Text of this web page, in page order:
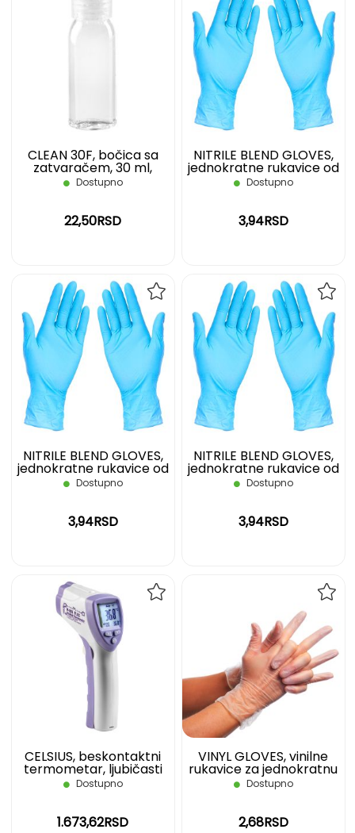
CLEAN 30F, bočica sa
zatvaračem, 30 ml,
transparentna
Dostupno
22,50RSD
DODAJ
NITRILE BLEND GLOVES,
jednokratne rukavice od
nitrilne mešavine, svetlo
plave, S
Dostupno
3,94RSD
NA
NITRILE BLEND GLOVES,
jednokratne rukavice od
nitrilne mešavine, svetlo
plave, M
Dostupno
3,94RSD
DODAJ
NA
LISTU
ŽELJA
NITRILE BLEND GLOVES,
jednokratne rukavice od
nitrilne mešavine, svetlo
plave, L
Dostupno
3,94RSD
NA
CELSIUS, beskontaktni
termometar, ljubičasti
Dostupno
1.673,62RSD
ŽELJA
VINYL GLOVES, vinilne
rukavice za jednokratnu
upotrebu, nepuderisane,
transparentne, XL
Dostupno
2,68RSD
NA